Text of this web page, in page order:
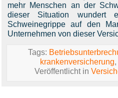
mehr Menschen an der
dieser Situation wundert
Schweinegrippe auf den
Unternehmen von dieser
Tags:
krankenversicherung,
Veröffentlicht in